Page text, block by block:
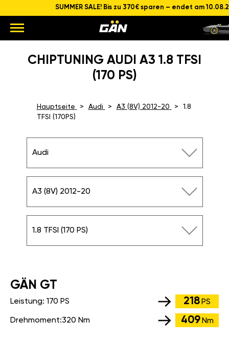
SUMMER SALE! Bis zu 370€ sparen – endet am
CHIPTUNING AUDI A3 1.8 TFSI
(170 PS)
Hauptseite Audi A3 (8V) 2012-20
1.8
TFSI (170PS)
Audi
A3 (8V) 2012-20
1.8 TFSI (170 PS)
GÄN GT
Leistung: 170 PS 218 PS
Drehmoment:320 Nm 409 Nm